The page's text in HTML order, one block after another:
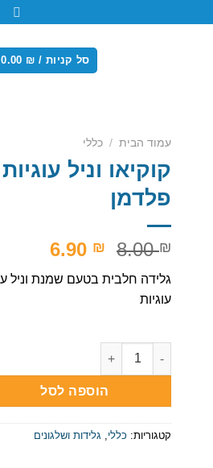
סל קניות / 0.00 ₪
עמוד הבית / כללי
קוקיאו וניל
פלדמן
8.00₪
המחיר
היה:
6.90 ₪
המחיר
הנוכחי
הוא:
גלידה חלבית בטעם שמנת וניל
עוגיות
כמות של קוקיאו וניל עוגיות - פלדמן
הוספה לסל
קטגוריות: כללי, גלידות ושלגונים